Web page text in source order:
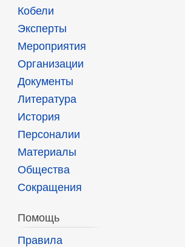
Кобели
Эксперты
Мероприятия
Организации
Документы
Литература
История
Персоналии
Материалы
Общества
Сокращения
Помощь
Правила